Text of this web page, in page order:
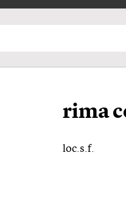
rima
loc.s.f.